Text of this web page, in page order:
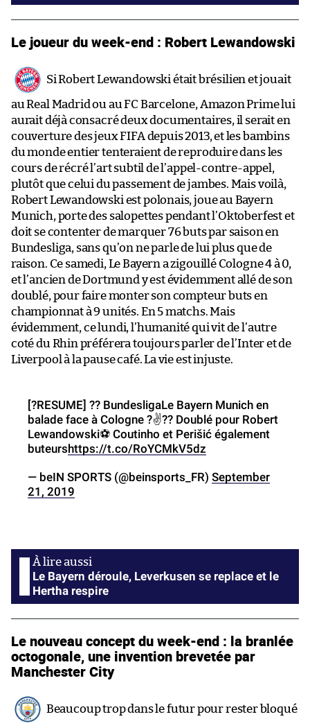
Le joueur du week-end : Robert Lewandowski
Si Robert Lewandowski était brésilien et jouait
au Real Madrid ou au FC Barcelone, Amazon Prime lui
aurait déjà consacré deux documentaires, il serait en
couverture des jeux FIFA depuis 2013, et les bambins
du monde entier tenteraient de reproduire dans les
cours de récré l’art subtil de l’appel-contre-appel,
plutôt que celui du passement de jambes. Mais voilà,
Robert Lewandowski est polonais, joue au Bayern
Munich, porte des salopettes pendant l’Oktoberfest et
doit se contenter de marquer 76 buts par saison en
Bundesliga, sans qu’on ne parle de lui plus que de
raison. Ce samedi, Le Bayern a zigouillé Cologne 4 à 0,
et l’ancien de Dortmund y est évidemment allé de son
doublé, pour faire monter son compteur buts en
championnat à 9 unités. En 5 matchs. Mais
évidemment, ce lundi, l’humanité qui vit de l’autre
coté du Rhin préférera toujours parler de l’Inter et de
Liverpool à la pause café. La vie est injuste.
[?️RESUME] ?? BundesligaLe Bayern Munich en
balade face à Cologne ?✌️?? Doublé pour Robert
Lewandowski⚽️ Coutinho et Perišić également
buteurshttps://t.co/RoYCMkV5dz
— beIN SPORTS (@beinsports_FR) September
21, 2019
Le Bayern déroule, Leverkusen se replace et le
Hertha respire
Le nouveau concept du week-end : la branlée
octogonale, une invention brevetée par
Manchester City
Beaucoup trop dans le futur pour rester bloqué